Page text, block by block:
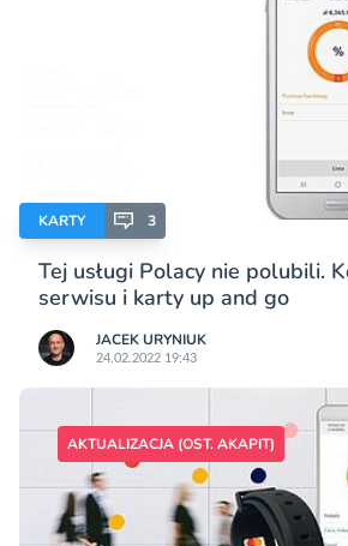
KARTY 3
Tej usługi Polacy nie polubili.
serwisu i karty up and go
JACEK URYNIUK
24.02.2022 19:43
AKTUALIZACJA (OST. AKAPIT)